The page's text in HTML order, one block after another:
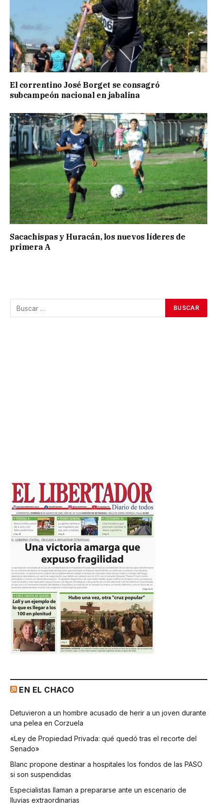
El correntino José Borget se consagró
subcampeón nacional en jabalina
Sacachispas y Huracán, los nuevos líderes de
primera A
EN EL CHACO
Detuvieron a un hombre acusado de herir a un joven durante
una pelea en Corzuela
«Ley de Propiedad Privada: qué quedó tras el recorte del
Senado»
Blanc propone destinar a hospitales los fondos de las PASO
si son suspendidas
Especialistas llaman a prepararse ante un escenario de
lluvias extraordinarias